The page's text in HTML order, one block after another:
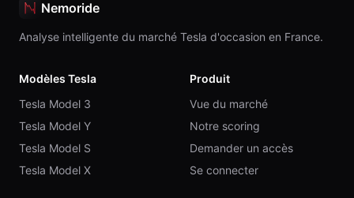
Nemoride
Analyse intelligente du marché Tesla d'occasion en France.
Modèles Tesla
Tesla Model 3
Tesla Model Y
Tesla Model S
Tesla Model X
Produit
Vue du marché
Notre scoring
Demander un accès
Se connecter